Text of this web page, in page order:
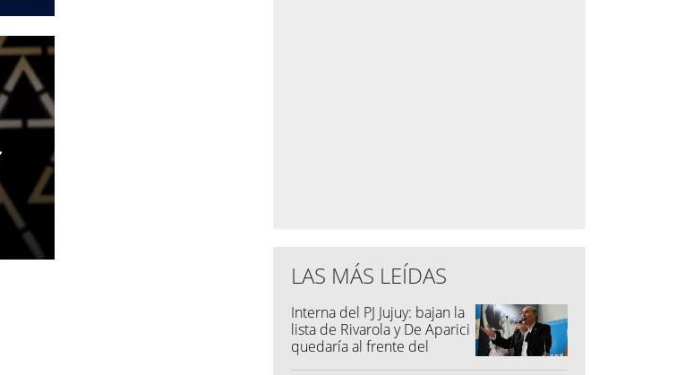
LAS MÁS LEÍDAS
Interna del PJ Jujuy: bajan la
lista de Rivarola y De Aparici
quedaría al frente del